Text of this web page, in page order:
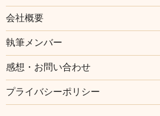
会社概要
執筆メンバー
感想・お問い合わせ
プライバシーポリシー